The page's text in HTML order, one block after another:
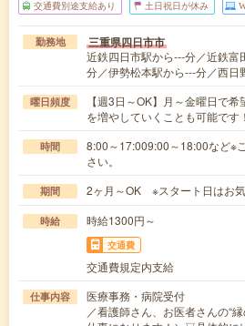
交通費別途支給あり 土日祝日が休み
勤務地 三重県四日市市
近鉄四日市駅から---分／近鉄
分／伊勢松本駅から---分／西日
曜日頻度
【週3日～OK】月～金曜日で
を増やしていくことも可能です
時間
8:00～17:009:00～18:00など※
さい。
期間 2ヶ月～OK ※スタート日はお気
時給 時給1300円～
交通費
交通費規定内支給
仕事内容
医療事務・病院受付
／看護師さん、お医者さんの“